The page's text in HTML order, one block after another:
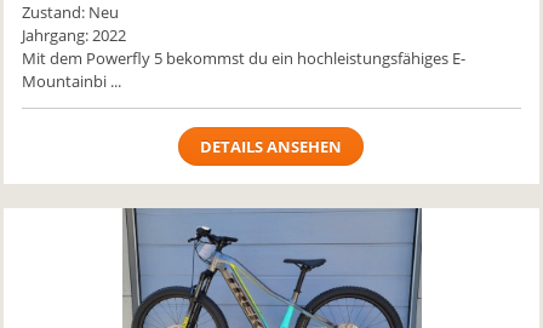
Zustand: Neu
Jahrgang: 2022
Mit dem Powerfly 5 bekommst du ein hochleistungsfähiges E-
Mountainbi ...
DETAILS ANSEHEN